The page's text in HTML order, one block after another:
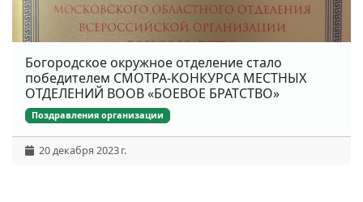
Богородское окружное отделение стало
победителем СМОТРА-КОНКУРСА МЕСТНЫХ
ОТДЕЛЕНИЙ ВООВ «БОЕВОЕ БРАТСТВО»
Поздравления организации
20 декабря 2023 г.